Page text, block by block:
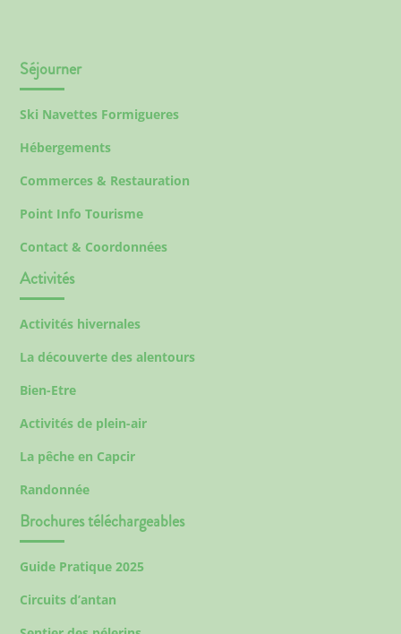
Séjourner
Ski Navettes Formigueres
Hébergements
Commerces & Restauration
Point Info Tourisme
Contact & Coordonnées
Activités
Activités hivernales
La découverte des alentours
Bien-Etre
Activités de plein-air
La pêche en Capcir
Randonnée
Brochures téléchargeables
Guide Pratique 2025
Circuits d’antan